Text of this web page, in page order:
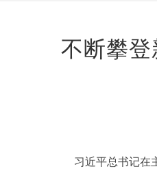
不断攀
习近平总书记在主